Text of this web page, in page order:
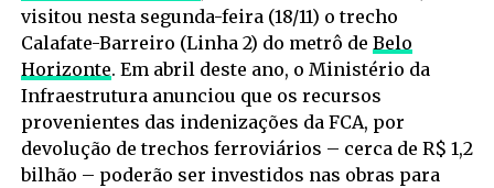
visitou nesta segunda-feira (18/11) o trecho
Calafate-Barreiro (Linha 2) do metrô de Belo
Horizonte. Em abril deste ano, o Ministério da
Infraestrutura anunciou que os recursos
provenientes das indenizações da FCA, por
devolução de trechos ferroviários – cerca de R$ 1,2
bilhão – poderão ser investidos nas obras para